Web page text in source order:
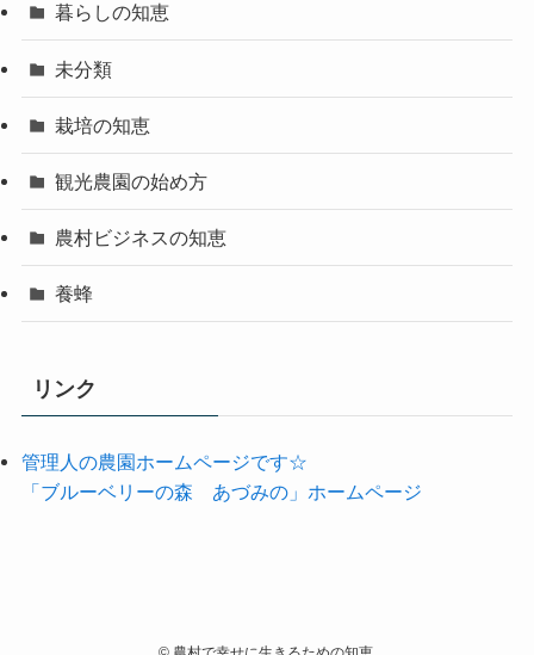
暮らしの知恵
未分類
栽培の知恵
観光農園の始め方
農村ビジネスの知恵
養蜂
リンク
管理人の農園ホームページです☆
「ブルーベリーの森 あづみの」ホームページ